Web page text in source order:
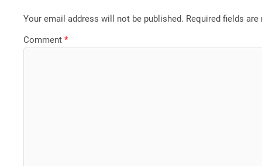
Your email address will not be published. Required fields
Comment*